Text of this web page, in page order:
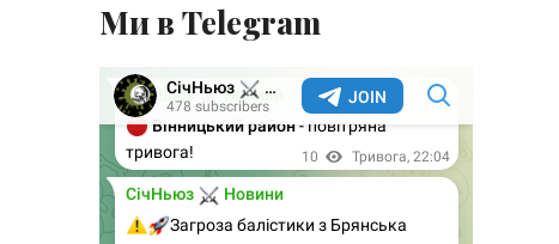
Ми в Telegram